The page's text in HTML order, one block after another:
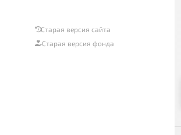
Старая версия сайта
Старая версия фонда